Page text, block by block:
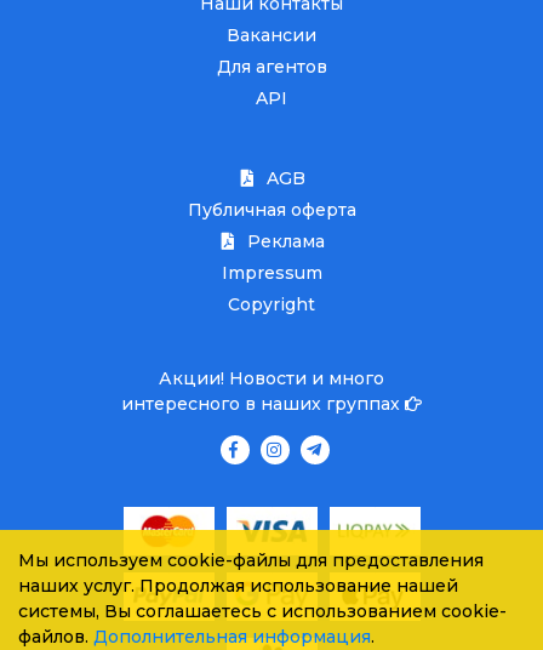
Вакансии
Для агентов
API
AGB
Публичная оферта
Реклама
Impressum
Copyright
Акции! Новости и много
интересного в наших группах
Мы используем cookie-файлы для предоставления
наших услуг. Продолжая использование нашей
системы, Вы соглашаетесь с использованием cookie-
файлов. Дополнительная информация.